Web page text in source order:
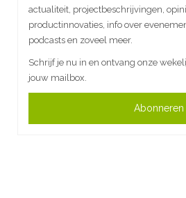
actualiteit, projectbeschrijvingen,
productinnovaties, info over
podcasts en zoveel meer.
Schrijf je nu in en ontvang onze
jouw mailbox.
Abonneren